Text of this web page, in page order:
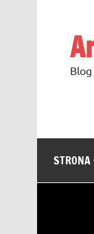
STRONA